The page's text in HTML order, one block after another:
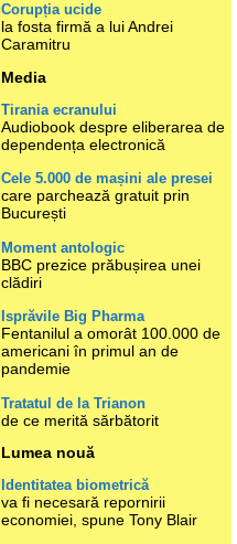
Corupția ucide
la fosta firmă a lui Andrei
Caramitru
Media
Tirania ecranului
Audiobook despre eliberarea de
dependența electronică
Cele 5.000 de mașini ale presei
care parchează gratuit prin
București
Moment antologic
BBC prezice prăbușirea unei
clădiri
Isprăvile Big Pharma
Fentanilul a omorât 100.000 de
americani în primul an de
pandemie
Tratatul de la Trianon
de ce merită sărbătorit
Lumea nouă
Identitatea biometrică
va fi necesară repornirii
economiei, spune Tony Blair